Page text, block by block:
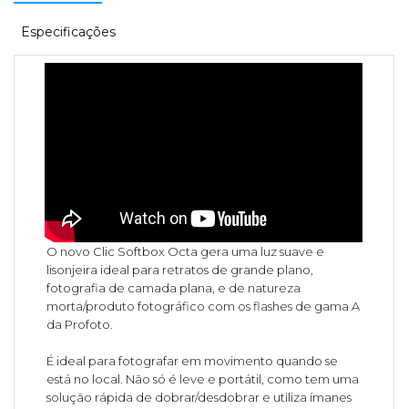
Especificações
O novo Clic Softbox Octa gera uma luz suave e
lisonjeira ideal para retratos de grande plano,
fotografia de camada plana, e de natureza
morta/produto fotográfico com os flashes de gama A
da Profoto.
É ideal para fotografar em movimento quando se
está no local. Não só é leve e portátil, como tem uma
solução rápida de dobrar/desdobrar e utiliza ímanes